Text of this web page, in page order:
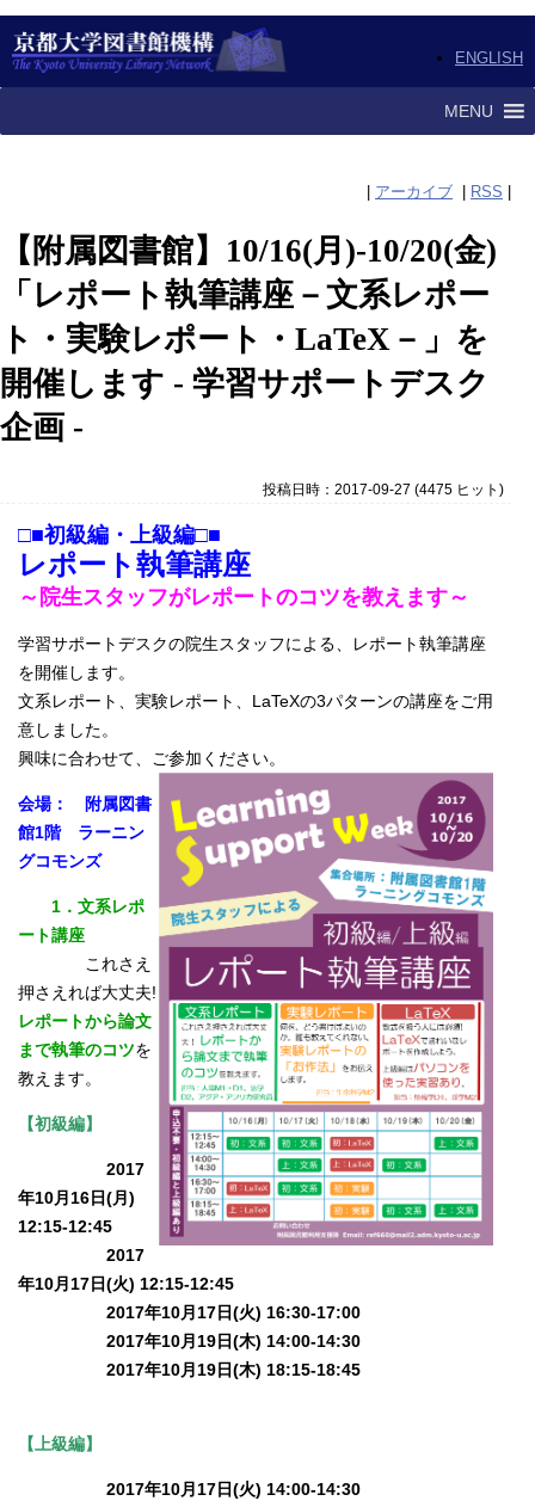
ENGLISH
MENU
アーカイブ RSS
【附属図書館】10/16(月)-10/20(金)
「レポート執筆講座－文系レポー
ト・実験レポート・LaTeX－」を
開催します - 学習サポートデスク
企画 -
投稿日時：2017-09-27 (4475 ヒット )
□■初級編・上級編□■
レポート執筆講座
～院生スタッフがレポートのコツを教えます～
学習サポートデスクの院生スタッフによる、レポート執筆講座
を開催します。
文系レポート、実験レポート、LaTeXの3パターンの講座をご用
意しました。
興味に合わせて、ご参加ください。
会場： 附属図書
館1階 ラーニン
グコモンズ
1．文系レポ
ート講座
これさえ
押さえれば大丈夫!
レポートから論文
まで執筆のコツを
教えます。
【初級編】
2017
年10月16日(月)
12:15-12:45
2017
年10月17日(火) 12:15-12:45
2017年10月17日(火) 16:30-17:00
2017年10月19日(木) 14:00-14:30
2017年10月19日(木) 18:15-18:45
【上級編】
2017年10月17日(火) 14:00-14:30